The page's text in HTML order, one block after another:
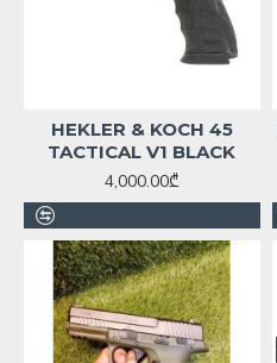
HEKLER & KOCH 45
TACTICAL V1 BLACK
4,000.00₾